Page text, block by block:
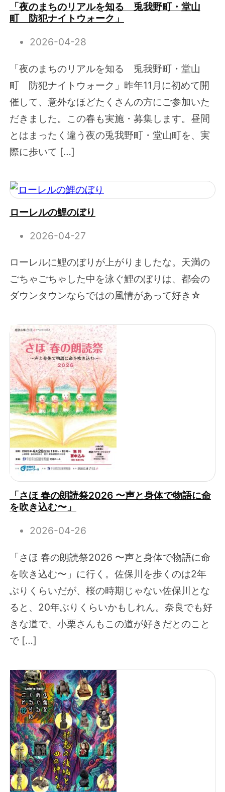
「夜のまちのリアルを知る 兎我野町・堂山
町 防犯ナイトウォーク」
2026-04-28
「夜のまちのリアルを知る 兎我野町・堂山
町 防犯ナイトウォーク」昨年11月に初めて開
催して、意外なほどたくさんの方にご参加いた
だきました。この春も実施・募集します。昼間
とはまったく違う夜の兎我野町・堂山町を、実
際に歩いて […]
ローレルの鯉のぼり
2026-04-27
ローレルに鯉のぼりが上がりましたな。天満の
ごちゃごちゃした中を泳ぐ鯉のぼりは、都会の
ダウンタウンならではの風情があって好き☆
「さほ 春の朗読祭2026 〜声と身体で物語に命
を吹き込む〜」
2026-04-26
「さほ 春の朗読祭2026 〜声と身体で物語に命
を吹き込む〜」に行く。佐保川を歩くのは2年
ぶりくらいだが、桜の時期じゃない佐保川とな
ると、20年ぶりくらいかもしれん。奈良でも好
きな道で、小栗さんもこの道が好きだとのこと
で […]